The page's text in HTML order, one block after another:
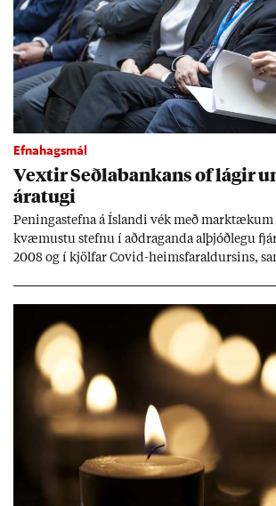
Efnahagsmál
Vext­ir Seðla­bank­ans of lág­ir
ára­tugi
Pen­inga­stefna á Ís­landi vék með
kvæm­ustu stefnu í að­drag­anda al­þjóð­legu
2008 og í kjöl­far Covid-heims­far­ald­urs­ins,